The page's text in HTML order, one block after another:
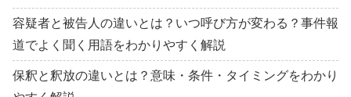
容疑者と被告人の違いとは？いつ呼び方が変わる？事件報
道でよく聞く用語をわかりやすく解説
保釈と釈放の違いとは？意味・条件・タイミングをわかり